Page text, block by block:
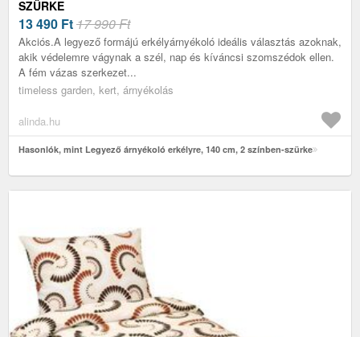
SZÜRKE
13 490 Ft17 990 Ft
Akciós.A legyező formájú erkélyárnyékoló ideális választás azoknak,
akik védelemre vágynak a szél, nap és kíváncsi szomszédok ellen.
A fém vázas szerkezet...
timeless garden, kert, árnyékolás
alinda.hu
Hasonlók, mint Legyező árnyékoló erkélyre, 140 cm, 2 színben-szürke